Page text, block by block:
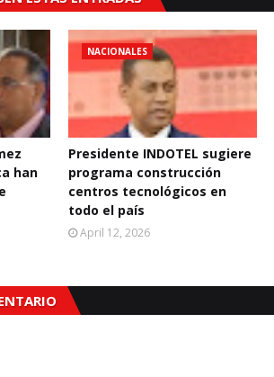
han
NACIONALES
Presidente INDOTEL sugiere
programa construcción
centros tecnológicos en
todo el país
April 12, 2026